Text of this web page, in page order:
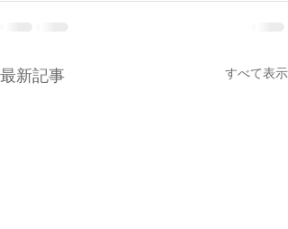
最新記事 すべて表示